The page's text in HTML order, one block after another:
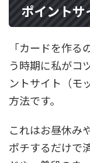
ポイントサ
「カードを作
う時期に私がコ
ントサイト（モ
方法です。
これはお昼休み
ポチするだけで